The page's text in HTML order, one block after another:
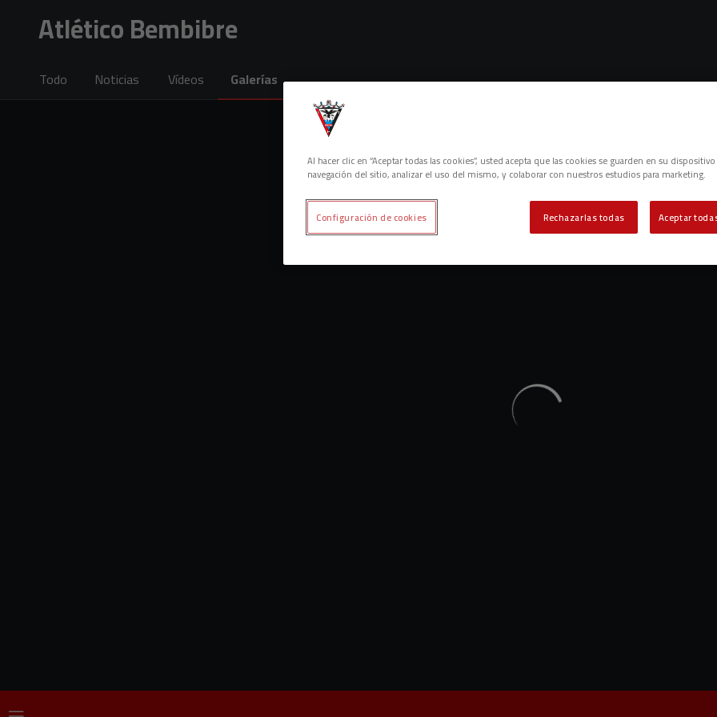
Atlético Bembibre
Todo Noticias Vídeos Galerías
Lo sentimos, no hemos encontrado nada.
Intenta otra búsqueda.
Al hacer clic en “Aceptar todas las cookies”, usted acepta que las cookies se guarden en su
navegación del sitio, analizar el uso del mismo, y colaborar con nuestros estudios para marketing.
Rechazarlas todas Aceptar
Configuración de cookies